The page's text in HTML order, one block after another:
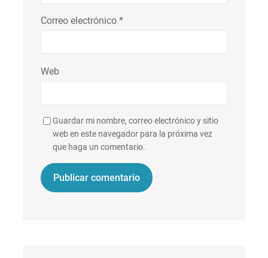
Correo electrónico *
Web
Guardar mi nombre, correo electrónico y sitio
web en este navegador para la próxima vez
que haga un comentario.